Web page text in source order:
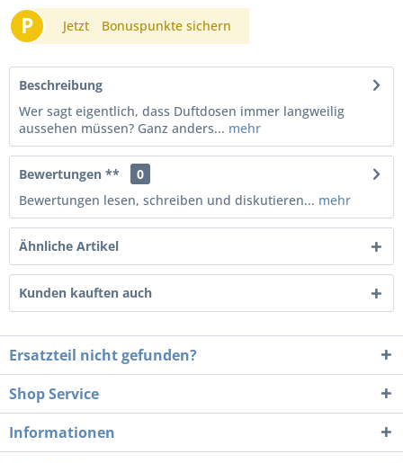
P Jetzt Bonuspunkte sichern
Beschreibung
Wer sagt eigentlich, dass Duftdosen immer langweilig
aussehen müssen? Ganz anders... mehr
Bewertungen **
0
Bewertungen lesen, schreiben und diskutieren... mehr
Ähnliche Artikel
Kunden kauften auch
Ersatzteil nicht gefunden?
Shop Service
Informationen